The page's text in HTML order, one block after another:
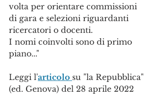
volta per orientare commissioni
di gara e selezioni riguardanti
ricercatori o docenti.
I nomi coinvolti sono di primo
piano..."
Leggi l'articolo su "la Repubblica"
(ed. Genova) del 28 aprile 2022